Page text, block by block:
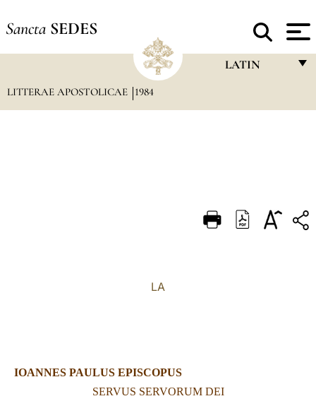
Sancta SEDES
LATIN
DEUTSCH
LITTERAE APOSTOLICAE 1984
LA
IOANNES PAULUS EPISCOPUS
SERVUS SERVORUM DEI